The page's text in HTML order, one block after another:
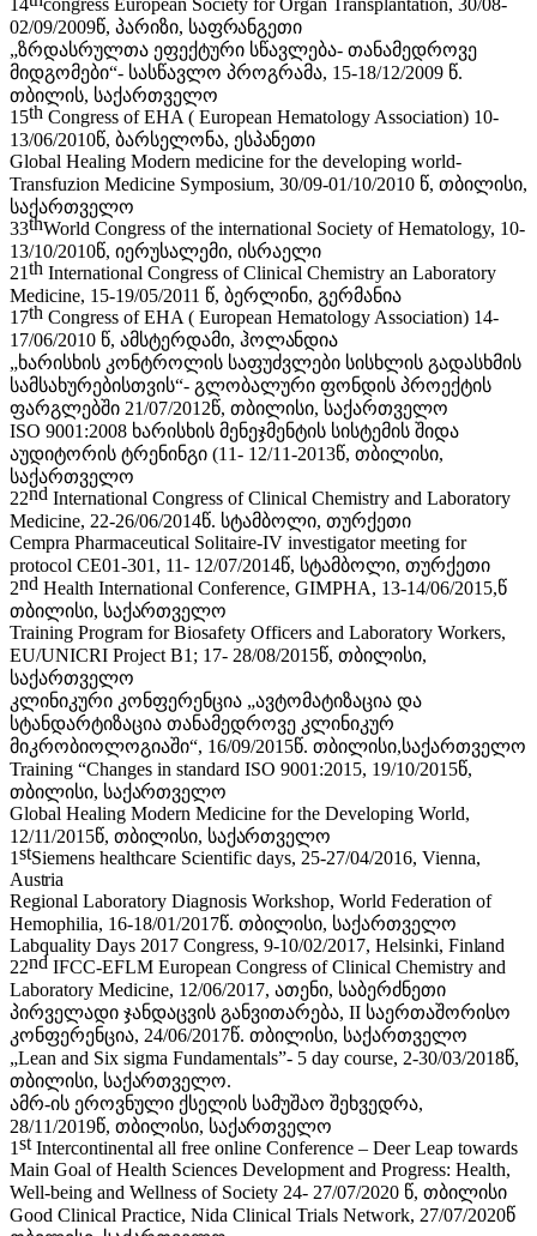
02/09/2009წ, პარიზი, საფრანგეთი
„ზრდასრულთა ეფექტური სწავლება- თანამედროვე
მიდგომები“- სასწავლო პროგრამა, 15-18/12/2009 წ.
თბილის, საქართველო
15th Congress of EHA ( European Hematology Association) 10-
13/06/2010წ, ბარსელონა, ესპანეთი
Global Healing Modern medicine for the developing world-
Transfuzion Medicine Symposium, 30/09-01/10/2010 წ, თბილისი,
საქართველო
33thWorld Congress of the international Society of Hematology, 10-
13/10/2010წ, იერუსალემი, ისრაელი
21th International Congress of Clinical Chemistry an Laboratory
Medicine, 15-19/05/2011 წ, ბერლინი, გერმანია
17th Congress of EHA ( European Hematology Association) 14-
17/06/2010 წ, ამსტერდამი, ჰოლანდია
„ხარისხის კონტროლის საფუძვლები სისხლის გადასხმის
სამსახურებისთვის“- გლობალური ფონდის პროექტის
ფარგლებში 21/07/2012წ, თბილისი, საქართველო
ISO 9001:2008 ხარისხის მენეჯმენტის სისტემის შიდა
აუდიტორის ტრენინგი (11- 12/11-2013წ, თბილისი,
საქართველო
22nd International Congress of Clinical Chemistry and Laboratory
Medicine, 22-26/06/2014წ. სტამბოლი, თურქეთი
Cempra Pharmaceutical Solitaire-IV investigator meeting for
protocol CE01-301, 11- 12/07/2014წ, სტამბოლი, თურქეთი
2nd Health International Conference, GIMPHA, 13-14/06/2015,წ
თბილისი, საქართველო
Training Program for Biosafety Officers and Laboratory Workers,
EU/UNICRI Project B1; 17- 28/08/2015წ, თბილისი,
საქართველო
კლინიკური კონფერენცია „ავტომატიზაცია და
სტანდარტიზაცია თანამედროვე კლინიკურ
მიკრობიოლოგიაში“, 16/09/2015წ. თბილისი,საქართველო
Training “Changes in standard ISO 9001:2015, 19/10/2015წ,
თბილისი, საქართველო
Global Healing Modern Medicine for the Developing World,
12/11/2015წ, თბილისი, საქართველო
1stSiemens healthcare Scientific days, 25-27/04/2016, Vienna,
Austria
Regional Laboratory Diagnosis Workshop, World Federation of
Hemophilia, 16-18/01/2017წ. თბილისი, საქართველო
Labquality Days 2017 Congress, 9-10/02/2017, Helsinki, Finland
22ndIFCC-EFLM European Congress of Clinical Chemistry and
Laboratory Medicine, 12/06/2017, ათენი, საბერძნეთი
პირველადი ჯანდაცვის განვითარება, II საერთაშორისო
კონფერენცია, 24/06/2017წ. თბილისი, საქართველო
„Lean and Six sigma Fundamentals”- 5 day course, 2-30/03/2018წ,
თბილისი, საქართველო.
ამრ-ის ეროვნული ქსელის სამუშაო შეხვედრა,
28/11/2019წ, თბილისი, საქართველო
1st Intercontinental all free online Conference – Deer Leap towards
Main Goal of Health Sciences Development and Progress: Health,
Well-being and Wellness of Society 24- 27/07/2020 წ, თბილისი
Good Clinical Practice, Nida Clinical Trials Network, 27/07/2020წ